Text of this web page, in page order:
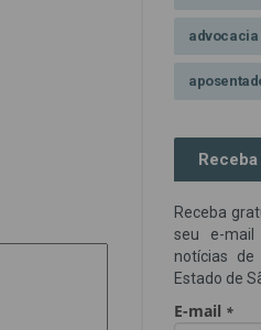
advocacia
Campanha
Comissão
credores
Receba
seu e-
notícias
Estado de